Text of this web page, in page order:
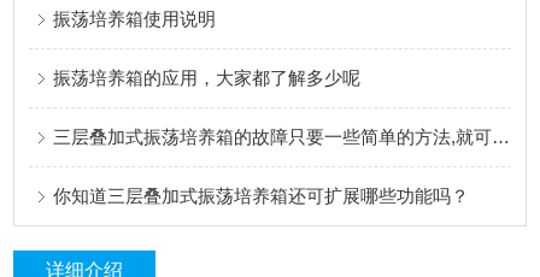
振荡培养箱使用说明
振荡培养箱的应用，大家都了解多少呢
三层叠加式振荡培养箱的故障只要一些简单的方法,就可以很快的排除!
你知道三层叠加式振荡培养箱还可扩展哪些功能吗？
详细介绍